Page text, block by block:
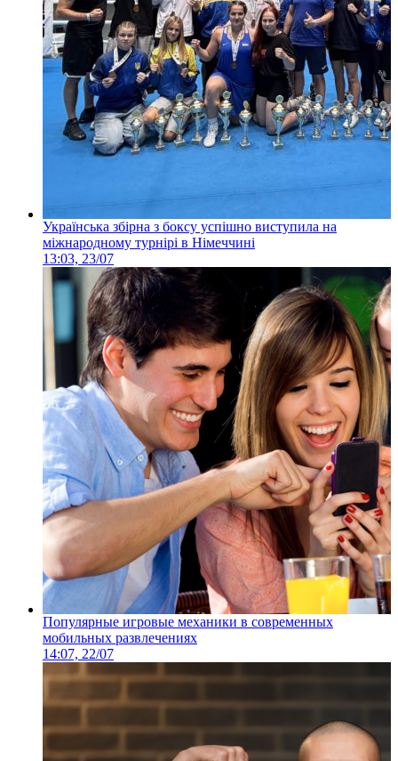
Українська збірна з боксу успішно виступила на
міжнародному турнірі в Німеччині
13:03, 23/07
Популярные игровые механики в современных
мобильных развлечениях
14:07, 22/07